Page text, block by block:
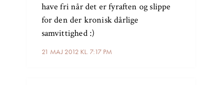
21 MAJ 2012 KL. 7:17 PM
have fri når det er fyraften og slippe
for den der kronisk dårlige
samvittighed :)